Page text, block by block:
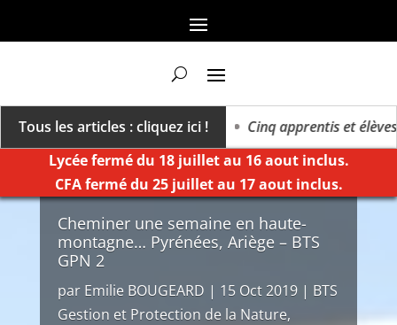
Tous les articles : cliquez ici !
un millésime des extrêmes »
Cinq apprentis et élèves
Lycée fermé du 18 juillet au 16 aout inclus.
CFA fermé du 25 juillet au 17 aout inclus.
Cheminer une semaine en haute-
montagne… Pyrénées, Ariège – BTS
GPN 2
par Emilie BOUGEARD | 15 Oct 2019| BTS
Gestion et Protection de la Nature,